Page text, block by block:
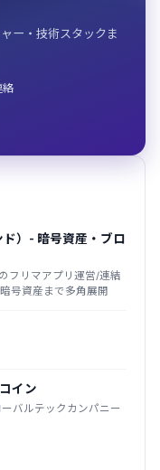
ー・技術スタックま
絡
）- 暗号資産・ブロ
フリマアプリ運営/連結
号資産まで多角展開
イン
バルテックカンパニー